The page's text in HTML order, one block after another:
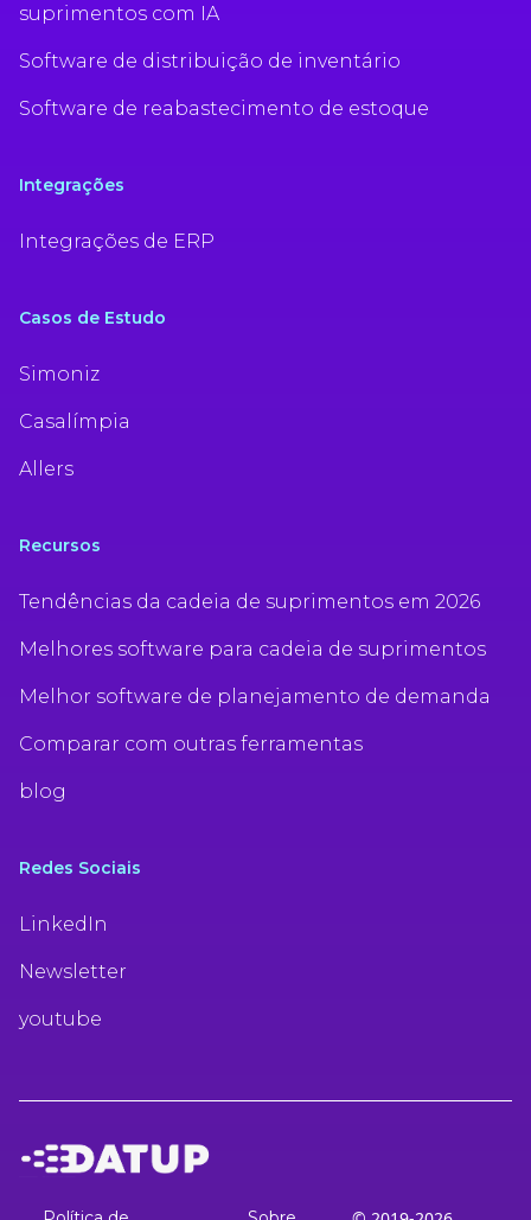
suprimentos com IA
Software de distribuição de inventário
Software de reabastecimento de estoque
Integrações
Integrações de ERP
Casos de Estudo
Simoniz
Casalímpia
Allers
Recursos
Tendências da cadeia de suprimentos em 2026
Melhores software para cadeia de suprimentos
Melhor software de planejamento de demanda
Comparar com outras ferramentas
blog
Redes Sociais
LinkedIn
Newsletter
youtube